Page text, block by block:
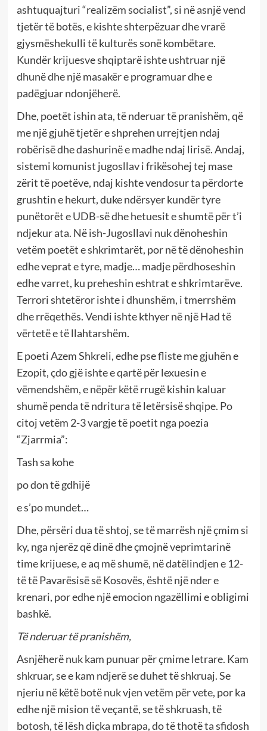
ashtuquajturi “realizëm socialist”, si në asnjë vend
tjetër të botës, e kishte shterpëzuar dhe vrarë
gjysmëshekulli të kulturës sonë kombëtare.
Kundër krijuesve shqiptarë ishte ushtruar një
dhunë dhe një masakër e programuar dhe e
padëgjuar ndonjëherë.
Dhe, poetët ishin ata, të nderuar të pranishëm, që
me një gjuhë tjetër e shprehen urrejtjen ndaj
robërisë dhe dashurinë e madhe ndaj lirisë. Andaj,
sistemi komunist jugosllav i frikësohej tej mase
zërit të poetëve, ndaj kishte vendosur ta përdorte
grushtin e hekurt, duke ndërsyer kundër tyre
punëtorët e UDB-së dhe hetuesit e shumtë për t’i
ndjekur ata. Në ish-Jugosllavi nuk dënoheshin
vetëm poetët e shkrimtarët, por në të dënoheshin
edhe veprat e tyre, madje… madje përdhoseshin
edhe varret, ku preheshin eshtrat e shkrimtarëve.
Terrori shtetëror ishte i dhunshëm, i tmerrshëm
dhe rrëqethës. Vendi ishte kthyer në një Had të
vërtetë e të llahtarshëm.
E poeti Azem Shkreli, edhe pse fliste me gjuhën e
Ezopit, çdo gjë ishte e qartë për lexuesin e
vëmendshëm, e nëpër këtë rrugë kishin kaluar
shumë penda të ndritura të letërsisë shqipe. Po
citoj vetëm 2-3 vargje të poetit nga poezia
“Zjarrmia”:
Tash sa kohe
po don të gdhijë
e s’po mundet…
Dhe, përsëri dua të shtoj, se të marrësh një çmim si
ky, nga njerëz që dinë dhe çmojnë veprimtarinë
time krijuese, e aq më shumë, në datëlindjen e 12-
të të Pavarësisë së Kosovës, është një nder e
krenari, por edhe një emocion ngazëllimi e obligimi
bashkë.
Të nderuar të pranishëm,
Asnjëherë nuk kam punuar për çmime letrare. Kam
shkruar, se e kam ndjerë se duhet të shkruaj. Se
njeriu në këtë botë nuk vjen vetëm për vete, por ka
edhe një mision të veçantë, se të shkruash, të
botosh, të lësh diçka mbrapa, do të thotë ta sfidosh